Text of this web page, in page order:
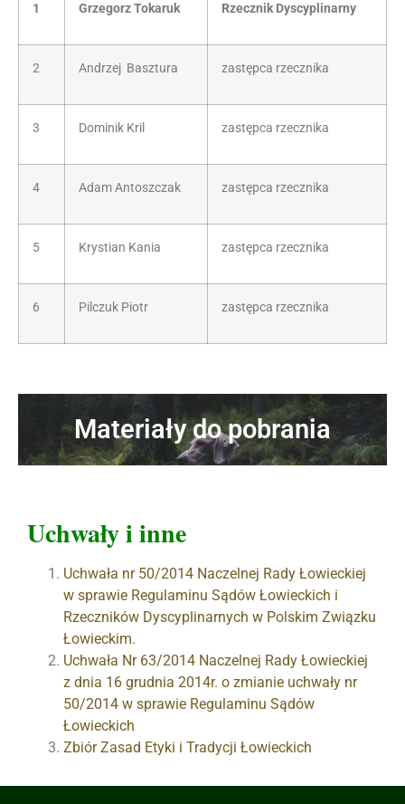
1 Grzegorz Tokaruk Rzecznik Dyscyplinarny
2 Andrzej Basztura zastępca rzecznika
3 Dominik Kril zastępca rzecznika
4 Adam Antoszczak zastępca rzecznika
5 Krystian Kania zastępca rzecznika
6 Pilczuk Piotr zastępca rzecznika
Materiały do pobrania
Uchwały i inne
Uchwała nr 50/2014 Naczelnej Rady Łowieckiej
w sprawie Regulaminu Sądów Łowieckich i
Rzeczników Dyscyplinarnych w Polskim Związku
Łowieckim.
Uchwała Nr 63/2014 Naczelnej Rady Łowieckiej
z dnia 16 grudnia 2014r. o zmianie uchwały nr
50/2014 w sprawie Regulaminu Sądów
Łowieckich
Zbiór Zasad Etyki i Tradycji Łowieckich